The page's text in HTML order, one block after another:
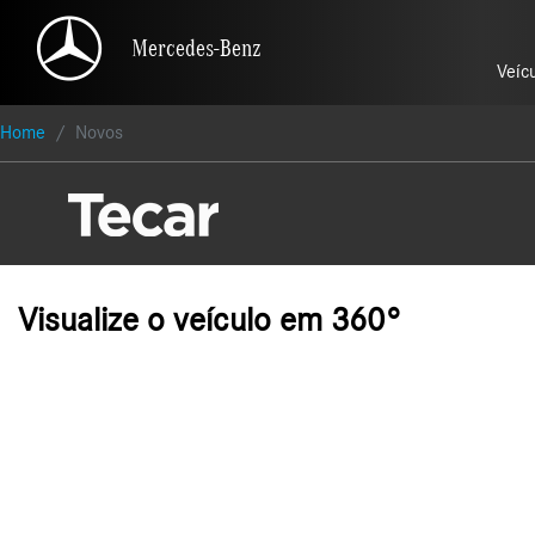
Mercedes-Benz
Home Novos
Visualize o veículo em 360°
Mercedes-Benz